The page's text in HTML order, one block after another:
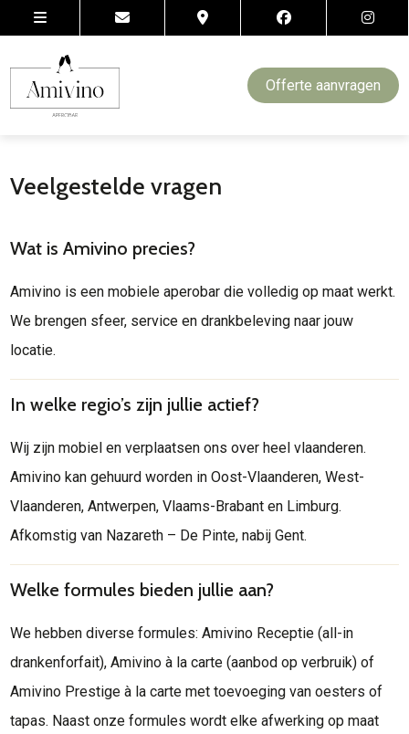
Offerte aanvragen
Veelgestelde vragen
Wat is Amivino precies?
Amivino is een mobiele aperobar die volledig op maat werkt.
We brengen sfeer, service en drankbeleving naar jouw
locatie.
In welke regio’s zijn jullie actief?
Wij zijn mobiel en verplaatsen ons over heel vlaanderen.
Amivino kan gehuurd worden in Oost-Vlaanderen, West-
Vlaanderen, Antwerpen, Vlaams-Brabant en Limburg.
Afkomstig van Nazareth – De Pinte, nabij Gent.
Welke formules bieden jullie aan?
We hebben diverse formules: Amivino Receptie (all-in
drankenforfait), Amivino à la carte (aanbod op verbruik) of
Amivino Prestige à la carte met toevoeging van oesters of
tapas. Naast onze formules wordt elke afwerking op maat